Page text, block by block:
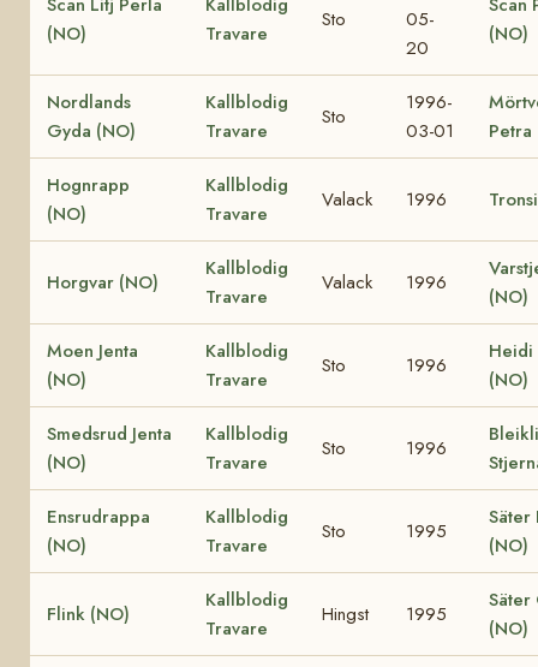
(NO)
Travare
Sto
05-
20
(NO)
Nordlands
Gyda (NO)
Kallblodig
Travare
Sto
1996-
03-01
Petra
Hognrapp
(NO)
Kallblodig
Travare
Valack 1996
Horgvar (NO)
Kallblodig
Travare
Valack 1996
(NO)
Moen Jenta
(NO)
Kallblodig
Travare
Sto 1996
Heidi
(NO)
Smedsrud Jenta
(NO)
Kallblodig
Travare
Sto 1996
Bleikli
Ensrudrappa
(NO)
Kallblodig
Travare
Sto 1995
Säter
(NO)
Flink (NO)
Kallblodig
Travare
Hingst 1995
Säter
(NO)